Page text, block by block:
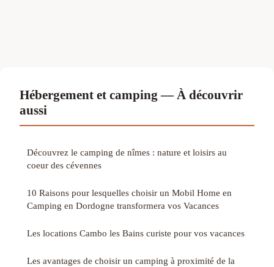
Hébergement et camping — À découvrir
aussi
Découvrez le camping de nîmes : nature et loisirs au
coeur des cévennes
10 Raisons pour lesquelles choisir un Mobil Home en
Camping en Dordogne transformera vos Vacances
Les locations Cambo les Bains curiste pour vos vacances
Les avantages de choisir un camping à proximité de la